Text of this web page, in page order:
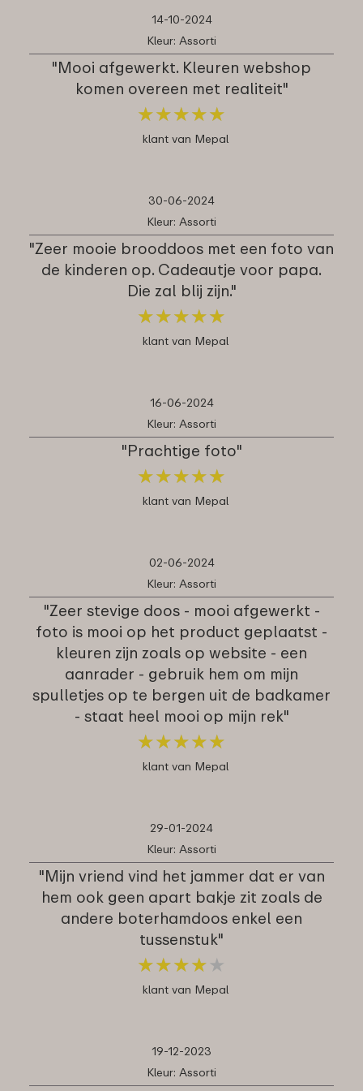
14-10-2024
Kleur: Assorti
"Mooi afgewerkt. Kleuren webshop
komen overeen met realiteit"
★★★★★
★★★★★
klant van Mepal
30-06-2024
Kleur: Assorti
"Zeer mooie brooddoos met een foto van
de kinderen op. Cadeautje voor papa.
Die zal blij zijn."
★★★★★
★★★★★
klant van Mepal
16-06-2024
Kleur: Assorti
"Prachtige foto"
★★★★★
★★★★★
klant van Mepal
02-06-2024
Kleur: Assorti
"Zeer stevige doos - mooi afgewerkt -
foto is mooi op het product geplaatst -
kleuren zijn zoals op website - een
aanrader - gebruik hem om mijn
spulletjes op te bergen uit de badkamer
- staat heel mooi op mijn rek"
★★★★★
★★★★★
klant van Mepal
29-01-2024
Kleur: Assorti
"Mijn vriend vind het jammer dat er van
hem ook geen apart bakje zit zoals de
andere boterhamdoos enkel een
tussenstuk"
★★★★ ★
★★★★ ★
klant van Mepal
19-12-2023
Kleur: Assorti